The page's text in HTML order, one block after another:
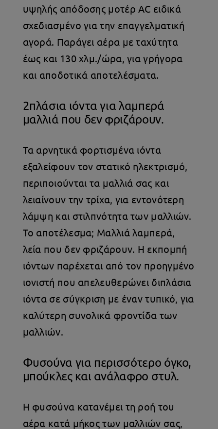
υψηλής απόδοσης μοτέρ AC ειδικά
σχεδιασμένο για την επαγγελματική
αγορά. Παράγει αέρα με ταχύτητα
έως και 130 χλμ./ώρα, για γρήγορα
και αποδοτικά αποτελέσματα.
2πλάσια ιόντα για λαμπερά
μαλλιά που δεν φριζάρουν.
Τα αρνητικά φορτισμένα ιόντα
εξαλείφουν τον στατικό ηλεκτρισμό,
περιποιούνται τα μαλλιά σας και
λειαίνουν την τρίχα, για εντονότερη
λάμψη και στιλπνότητα των μαλλιών.
Το αποτέλεσμα; Μαλλιά λαμπερά,
λεία που δεν φριζάρουν. Η εκπομπή
ιόντων παρέχεται από τον προηγμένο
ιονιστή που απελευθερώνει διπλάσια
ιόντα σε σύγκριση με έναν τυπικό, για
καλύτερη συνολικά φροντίδα των
μαλλιών.
Φυσούνα για περισσότερο όγκο,
μπούκλες και ανάλαφρο στυλ.
Η φυσούνα κατανέμει τη ροή του
αέρα κατά μήκος των μαλλιών σας,